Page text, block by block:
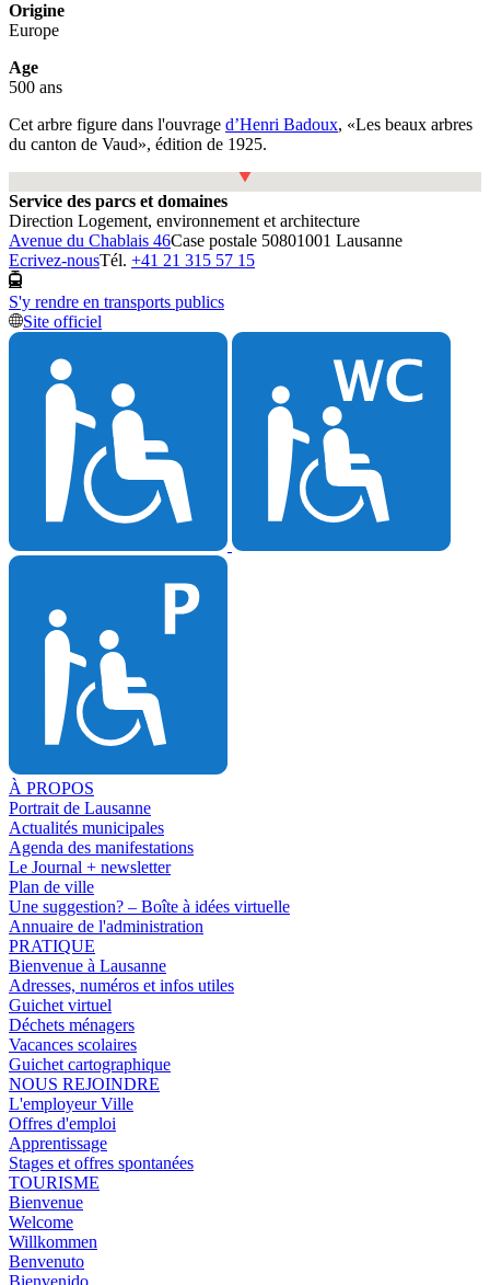
Origine
Europe
Age
500 ans
Cet arbre figure dans l'ouvrage d’Henri Badoux, «Les beaux arbres
du canton de Vaud», édition de 1925.
Service des parcs et domaines
Direction Logement, environnement et architecture
Avenue du Chablais 46Case postale 50801001 Lausanne
Ecrivez-nousTél. +41 21 315 57 15
S'y rendre en transports publics
Site officiel
À PROPOS
Portrait de Lausanne
Actualités municipales
Agenda des manifestations
Le Journal + newsletter
Plan de ville
Une suggestion? – Boîte à idées virtuelle
Annuaire de l'administration
PRATIQUE
Bienvenue à Lausanne
Adresses, numéros et infos utiles
Guichet virtuel
Déchets ménagers
Vacances scolaires
Guichet cartographique
NOUS REJOINDRE
L'employeur Ville
Offres d'emploi
Apprentissage
Stages et offres spontanées
TOURISME
Bienvenue
Welcome
Willkommen
Benvenuto
Bienvenido